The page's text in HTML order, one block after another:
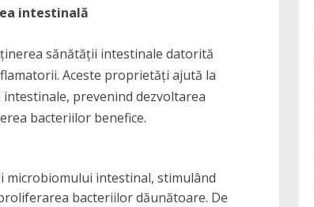
intestinală
sănătății intestinale datorită
Aceste proprietăți ajută la
prevenind dezvoltarea
bacteriilor benefice.
microbiomului intestinal, stimulând
bacteriilor dăunătoare. De